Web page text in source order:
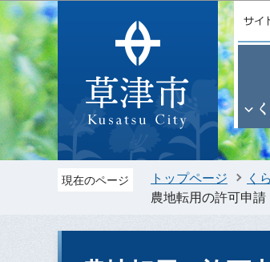
現在のページ トップページ く
農地転用の許可申請